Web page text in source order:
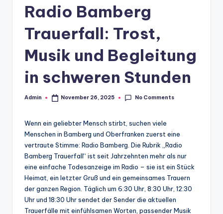
Radio Bamberg
Trauerfall: Trost,
Musik und Begleitung
in schweren Stunden
Posted
Admin November 26, 2025 No Comments
Wenn ein geliebter Mensch stirbt, suchen viele
Menschen in Bamberg und Oberfranken zuerst eine
vertraute Stimme: Radio Bamberg. Die Rubrik „Radio
Bamberg Trauerfall“ ist seit Jahrzehnten mehr als nur
eine einfache Todesanzeige im Radio – sie ist ein Stück
Heimat, ein letzter Gruß und ein gemeinsames Trauern
der ganzen Region. Täglich um 6:30 Uhr, 8:30 Uhr, 12:30
Uhr und 18:30 Uhr sendet der Sender die aktuellen
Trauerfälle mit einfühlsamen Worten, passender Musik